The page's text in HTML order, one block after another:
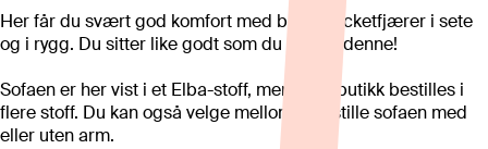
Her får du svært god komfort med både pocketfjærer i sete
og i rygg. Du sitter like godt som du sover i denne!
Sofaen er her vist i et Elba-stoff, men kan i butikk bestilles i
flere stoff. Du kan også velge mellom å bestille sofaen med
eller uten arm.